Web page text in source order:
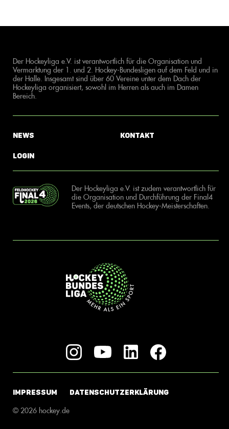
Der Hockeyliga e.V. ist verantwortlich für die Organisation und
Vermarktung der 1. und 2. Hockey-Bundesligen auf dem Feld und in
der Halle. Insgesamt sind über 60 Vereine unter dem Dach der
Hockeyliga organisiert, sowohl im Herren als auch im Damen
Bereich.
News
Login
Kontakt
Der Hockeyliga e.V. ist zudem verantwortlich für
die Organisation und Durchführung der Final4
Events, der deutschen Hockey-Meisterschaften.
IMPRESSUM DATENSCHUTZERKLÄRUNG
© 2026 hockey.de